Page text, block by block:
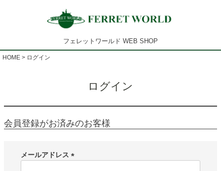
フェレットワールド WEB SHOP
HOME ログイン
ログイン
会員登録がお済みのお客様
メールアドレス